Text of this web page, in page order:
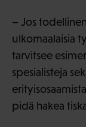
– Jos
ulkomaalaisia
tarvitsee
spesialisteja
pidä hakea